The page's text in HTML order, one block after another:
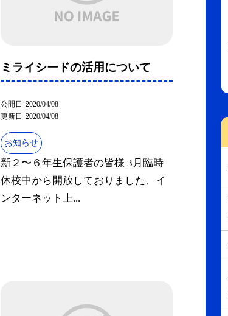
ミライシードの活用について
公開日 2020/04/08
更新日 2020/04/08
お知らせ
新２〜６年生保護者の皆様 3月臨時
休校中から開放しておりました、イ
ンターネット上...